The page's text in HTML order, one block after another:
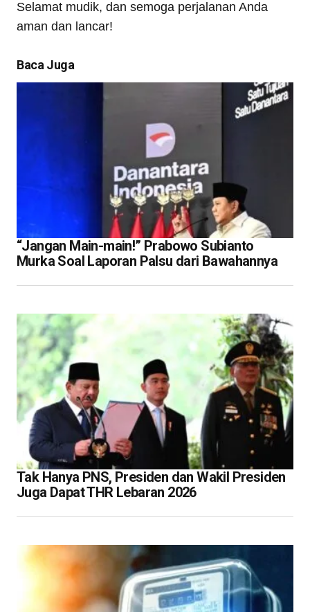
Selamat mudik, dan semoga perjalanan Anda
aman dan lancar!
Baca Juga
“Jangan Main-main!” Prabowo Subianto
Murka Soal Laporan Palsu dari Bawahannya
Tak Hanya PNS, Presiden dan Wakil Presiden
Juga Dapat THR Lebaran 2026